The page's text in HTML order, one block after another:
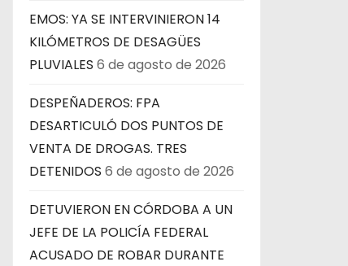
EMOS: YA SE INTERVINIERON 14
KILÓMETROS DE DESAGÜES
PLUVIALES 6 de agosto de 2026
DESPEÑADEROS: FPA
DESARTICULÓ DOS PUNTOS DE
VENTA DE DROGAS. TRES
DETENIDOS 6 de agosto de 2026
DETUVIERON EN CÓRDOBA A UN
JEFE DE LA POLICÍA FEDERAL
ACUSADO DE ROBAR DURANTE